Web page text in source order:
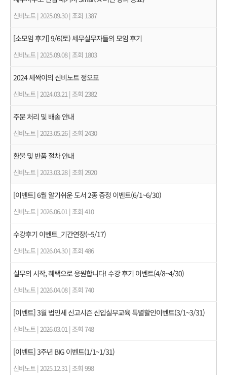
신비노트 | 2025.09.30 | 조회 1387
[소모임 후기] 9/6(토) 세무실무자들의 모임 후기
신비노트 | 2025.09.08 | 조회 1803
2024 세싹이의 신비노트 정오표
신비노트 | 2024.03.21 | 조회 2382
주문 처리 및 배송 안내
신비노트 | 2023.05.26 | 조회 2430
환불 및 반품 절차 안내
신비노트 | 2023.03.28 | 조회 2920
[이벤트] 6월 알기쉬운 도서 2종 증정 이벤트(6/1~6/30)
신비노트 | 2026.06.01 | 조회 410
수강후기 이벤트_기간연장(~5/17)
신비노트 | 2026.04.30 | 조회 486
실무의 시작, 혜택으로 응원합니다! 수강 후기 이벤트(4/8~4/30)
신비노트 | 2026.04.08 | 조회 740
[이벤트] 3월 법인세 신고시즌 신입실무교육 특별할인이벤트(3/1~3/31)
신비노트 | 2026.03.01 | 조회 748
[이벤트] 3주년 BIG 이벤트(1/1~1/31)
신비노트 | 2025.12.31 | 조회 998